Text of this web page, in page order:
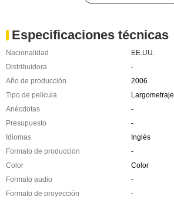
Especificaciones técnicas
Nacionalidad
EE.UU.
Distribuidora
-
Año de producción
2006
Tipo de película
Largometraje
Anécdotas
-
Presupuesto
-
Idiomas
Inglés
Formato de producción
-
Color
Color
Formato audio
-
Formato de proyección
-